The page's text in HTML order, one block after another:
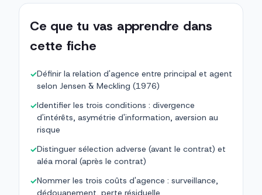
Ce que tu vas apprendre dans
cette fiche
✓Définir la relation d'agence entre principal et agent
selon Jensen & Meckling (1976)
✓Identifier les trois conditions : divergence
d'intérêts, asymétrie d'information, aversion au
risque
✓Distinguer sélection adverse (avant le contrat) et
aléa moral (après le contrat)
✓Nommer les trois coûts d'agence : surveillance,